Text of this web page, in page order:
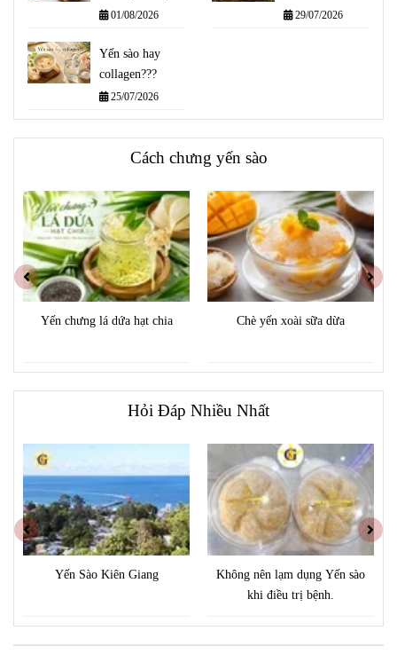
THÁNG MƯA
không??
01/08/2026
HẠ THẢO -
29/07/2026
Yến sào hay
collagen???
25/07/2026
Cách chưng yến sào
Yến chưng lá dứa hạt chia Chè yến xoài sữa dừa
Hỏi Đáp Nhiều Nhất
Yến Sào Kiên Giang
Không nên lạm dụng Yến sào
khi điều trị bệnh.